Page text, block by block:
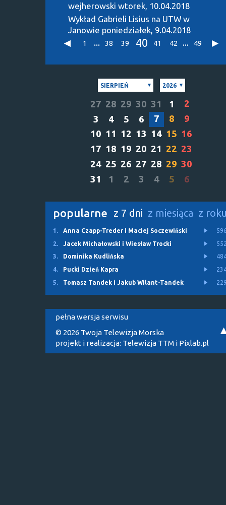
wejherowski wtorek, 10.04.2018
Wykład Gabrieli Lisius na UTW w
Janowie poniedziałek, 9.04.2018
1 ... 38 39 40 41 42 ... 49
SIERPIEŃ 2026
27 28 29 30 31 1
2
3
4 5 6 7 8
9
10 11 12 13 14 15 16
17 18 19 20 21 22 23
24 25 26 27 28 29 30
31
1 2 3 4 5 6
popularne z 7 dni z miesiąca z
1. Anna Czapp-Treder i Maciej Soczewiński
2.
Jacek Michałowski i Wiesław Trocki
3.
Dominika Kudlińska
4.
Pucki Dzień Kapra
5.
Tomasz Tandek i Jakub Wilant-Tandek
pełna wersja serwisu
© 2026 Twoja Telewizja Morska
projekt i realizacja: Telewizja TTM i Pixlab.pl